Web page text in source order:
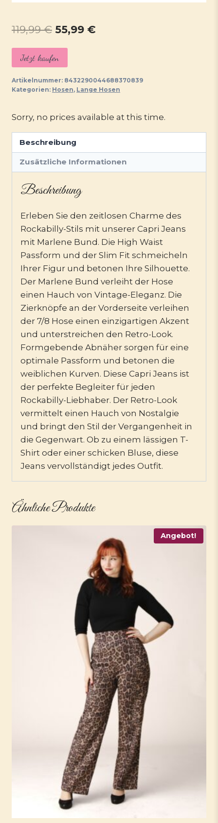
119,99€ Ursprünglicher
Preis
war:
119,99 €
55,99 €
55,99 €.
Jetzt kaufen
Artikelnummer: 8432290044688370839
Kategorien: Hosen, Lange Hosen
Sorry, no prices available at this time.
Beschreibung
Zusätzliche Informationen
Beschreibung
Erleben Sie den zeitlosen Charme des
Rockabilly-Stils mit unserer Capri Jeans
mit Marlene Bund. Die High Waist
Passform und der Slim Fit schmeicheln
Ihrer Figur und betonen Ihre Silhouette.
Der Marlene Bund verleiht der Hose
einen Hauch von Vintage-Eleganz. Die
Zierknöpfe an der Vorderseite verleihen
der 7/8 Hose einen einzigartigen Akzent
und unterstreichen den Retro-Look.
Formgebende Abnäher sorgen für eine
optimale Passform und betonen die
weiblichen Kurven. Diese Capri Jeans ist
der perfekte Begleiter für jeden
Rockabilly-Liebhaber. Der Retro-Look
vermittelt einen Hauch von Nostalgie
und bringt den Stil der Vergangenheit in
die Gegenwart. Ob zu einem lässigen T-
Shirt oder einer schicken Bluse, diese
Jeans vervollständigt jedes Outfit.
Ähnliche Produkte
Angebot!